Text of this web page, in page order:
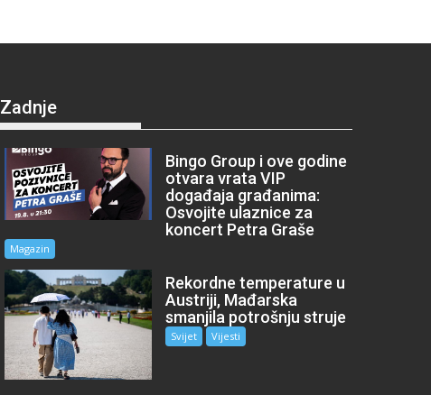
Zadnje
Bingo Group i ove godine
otvara vrata VIP
događaja građanima:
Osvojite ulaznice za
koncert Petra Graše
Magazin
Rekordne temperature u
Austriji, Mađarska
smanjila potrošnju struje
Svijet Vijesti